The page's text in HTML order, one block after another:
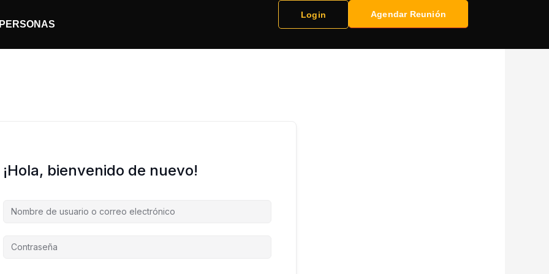
PERSONAS
Login Agendar Reunión
¡Hola, bienvenido de nuevo!